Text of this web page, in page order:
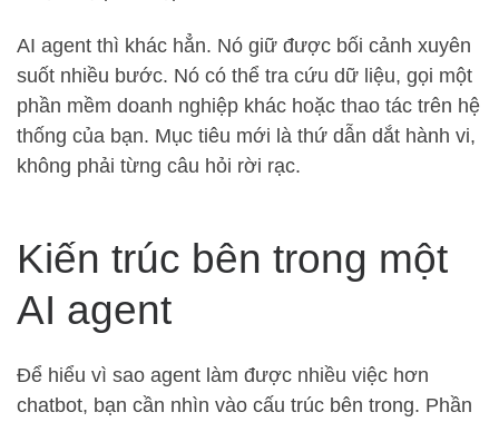
AI agent thì khác hẳn. Nó giữ được bối cảnh xuyên
suốt nhiều bước. Nó có thể tra cứu dữ liệu, gọi một
phần mềm doanh nghiệp khác hoặc thao tác trên hệ
thống của bạn. Mục tiêu mới là thứ dẫn dắt hành vi,
không phải từng câu hỏi rời rạc.
Kiến trúc bên trong một
AI agent
Để hiểu vì sao agent làm được nhiều việc hơn
chatbot, bạn cần nhìn vào cấu trúc bên trong. Phần